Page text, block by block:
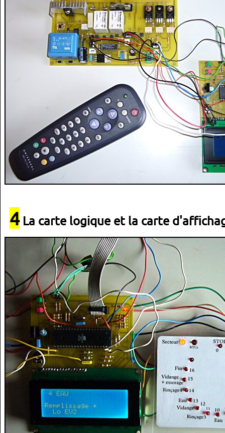
4La carte logique et la carte